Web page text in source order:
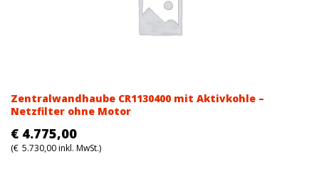
Zentralwandhaube CR1130400 mit Aktivkohle –
Netzfilter ohne Motor
€ 4.775,00
(€ 5.730,00inkl. MwSt.)